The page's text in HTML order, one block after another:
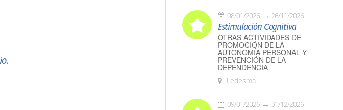
08/01/2026 26/11/2026
Estimulación Cognitiva
OTRAS ACTIVIDADES DE
PROMOCIÓN DE LA
AUTONOMÍA PERSONAL Y
PREVENCIÓN DE LA
DEPENDENCIA
Ledesma
09/01/2026 31/12/2026